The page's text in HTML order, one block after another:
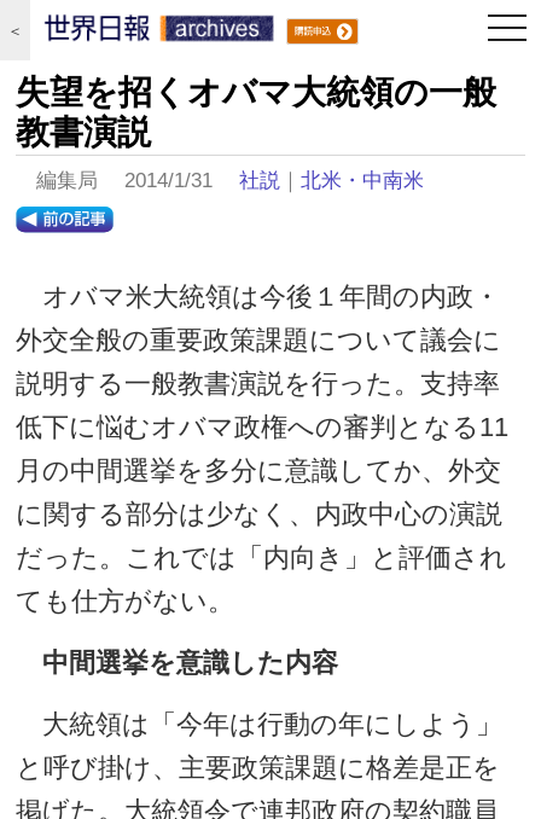
＜
失望を招くオバマ大統領の一般
教書演説
編集局 2014/1/31社説 ｜北米・中南米
オバマ米大統領は今後１年間の内政・
外交全般の重要政策課題について議会に
説明する一般教書演説を行った。支持率
低下に悩むオバマ政権への審判となる11
月の中間選挙を多分に意識してか、外交
に関する部分は少なく、内政中心の演説
だった。これでは「内向き」と評価され
ても仕方がない。
中間選挙を意識した内容
大統領は「今年は行動の年にしよう」
と呼び掛け、主要政策課題に格差是正を
掲げた。大統領令で連邦政府の契約職員